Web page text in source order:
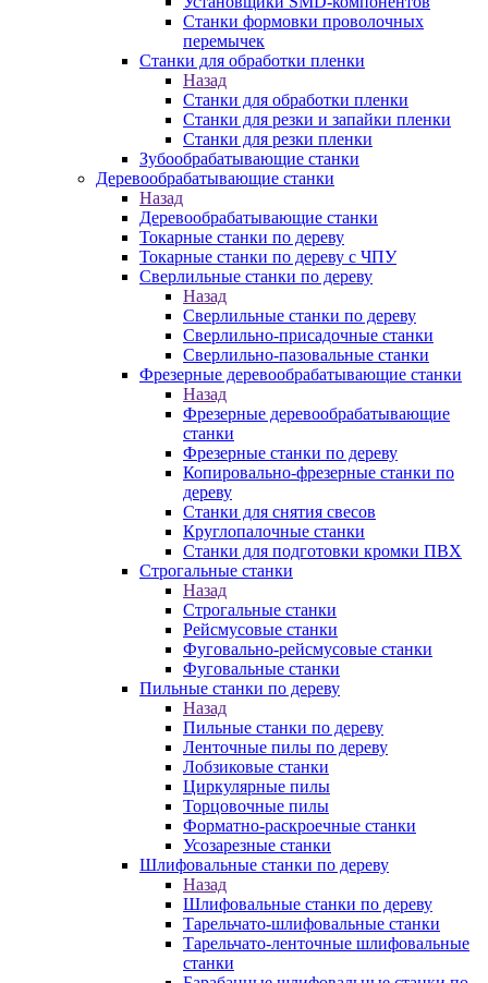
Станки формовки проволочных
перемычек
Станки для обработки пленки
Назад
Станки для обработки пленки
Станки для резки и запайки пленки
Станки для резки пленки
Зубообрабатывающие станки
Деревообрабатывающие станки
Назад
Деревообрабатывающие станки
Токарные станки по дереву
Токарные станки по дереву с ЧПУ
Сверлильные станки по дереву
Назад
Сверлильные станки по дереву
Сверлильно-присадочные станки
Сверлильно-пазовальные станки
Фрезерные деревообрабатывающие станки
Назад
Фрезерные деревообрабатывающие
станки
Фрезерные станки по дереву
Копировально-фрезерные станки по
дереву
Станки для снятия свесов
Круглопалочные станки
Станки для подготовки кромки ПВХ
Строгальные станки
Назад
Строгальные станки
Рейсмусовые станки
Фуговально-рейсмусовые станки
Фуговальные станки
Пильные станки по дереву
Назад
Пильные станки по дереву
Ленточные пилы по дереву
Лобзиковые станки
Циркулярные пилы
Торцовочные пилы
Форматно-раскроечные станки
Усозарезные станки
Шлифовальные станки по дереву
Назад
Шлифовальные станки по дереву
Тарельчато-шлифовальные станки
Тарельчато-ленточные шлифовальные
станки